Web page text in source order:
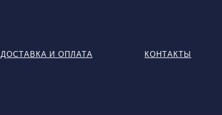
ДОСТАВКА И ОПЛАТА КОНТАКТЫ